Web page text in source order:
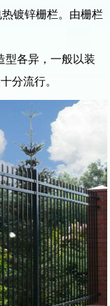
热镀锌栅栏。由栅栏
各异，一般以装
分流行。